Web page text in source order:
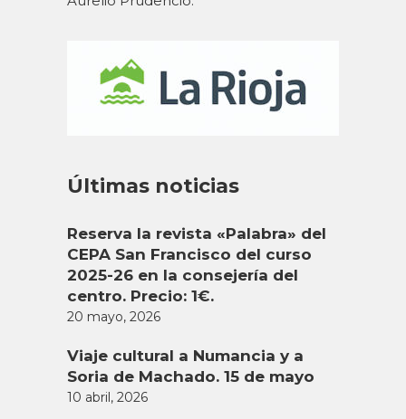
Últimas noticias
Reserva la revista «Palabra» del
CEPA San Francisco del curso
2025-26 en la consejería del
centro. Precio: 1€.
20 mayo, 2026
Viaje cultural a Numancia y a
Soria de Machado. 15 de mayo
10 abril, 2026